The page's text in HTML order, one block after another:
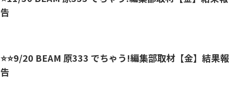
告
⭐️⭐️9/20 BEAM 原333 でちゃう!編集部取材【金】結果報
告